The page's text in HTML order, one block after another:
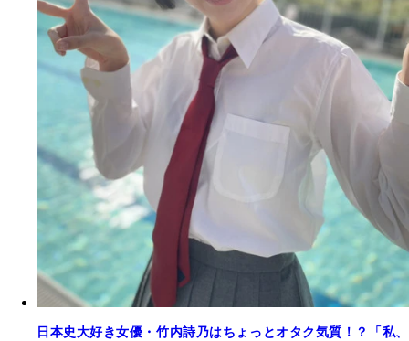
日本史大好き女優・竹内詩乃はちょっとオタク気質！？「私、